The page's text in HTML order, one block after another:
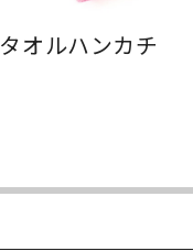
タオルハンカチ